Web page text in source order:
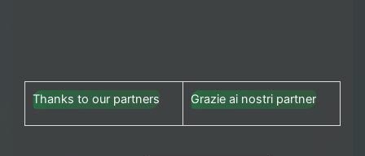
Thanks to our partners Grazie ai nostri partner